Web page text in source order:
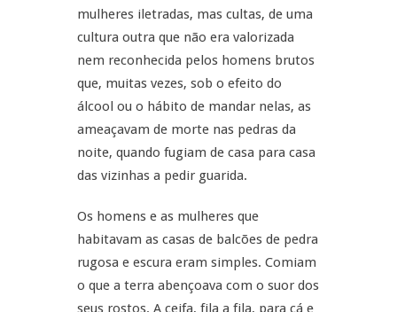
mulheres iletradas, mas cultas, de uma
cultura outra que não era valorizada
nem reconhecida pelos homens brutos
que, muitas vezes, sob o efeito do
álcool ou o hábito de mandar nelas, as
ameaçavam de morte nas pedras da
noite, quando fugiam de casa para casa
das vizinhas a pedir guarida.
Os homens e as mulheres que
habitavam as casas de balcões de pedra
rugosa e escura eram simples. Comiam
o que a terra abençoava com o suor dos
seus rostos. A ceifa, fila a fila, para cá e